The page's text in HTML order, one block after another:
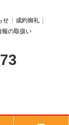
せ
成約御礼
報の取扱い